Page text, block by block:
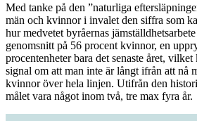
Med tanke på den ”naturliga
män och kvinnor i invalet den siffra som
hur medvetet byråernas
genomsnitt på 56 procent kvinnor, en
procentenheter bara det senaste året,
signal om att man inte är långt ifrån att nå
kvinnor över hela linjen. Utifrån den
målet vara något inom två, tre max fyra år.